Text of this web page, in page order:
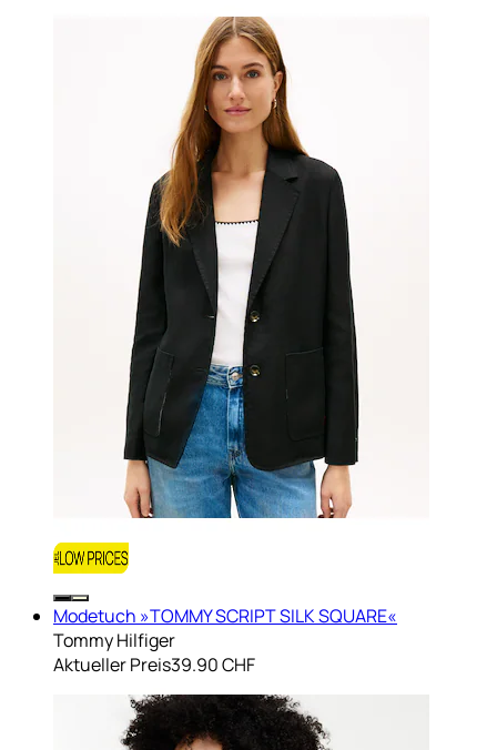
Modetuch »TOMMY SCRIPT SILK SQUARE«
Tommy Hilfiger
Aktueller Preis39.90 CHF